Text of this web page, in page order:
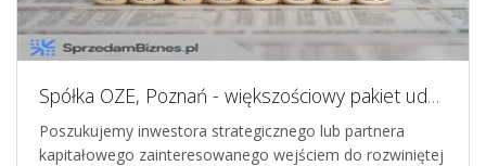
Spółka OZE, Poznań - większościowy pakiet udziałów, 10 lat na rynku
Poszukujemy inwestora strategicznego lub partnera
kapitałowego zainteresowanego wejściem do rozwiniętej